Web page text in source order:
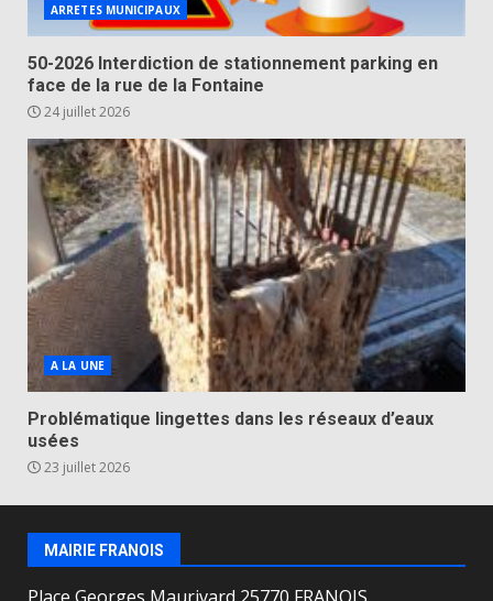
ARRETES MUNICIPAUX
50-2026 Interdiction de stationnement parking en
face de la rue de la Fontaine
24 juillet 2026
A LA UNE
Problématique lingettes dans les réseaux d’eaux
usées
23 juillet 2026
MAIRIE FRANOIS